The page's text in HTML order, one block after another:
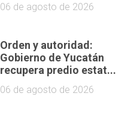
06 de agosto de 2026
Orden y autoridad:
Gobierno de Yucatán
recupera predio estat...
06 de agosto de 2026